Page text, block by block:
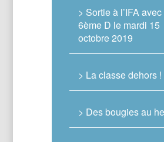
> Sortie à l’IFA
6ème D le mardi 15
octobre 2019
> La classe dehors !
> Des bougies au